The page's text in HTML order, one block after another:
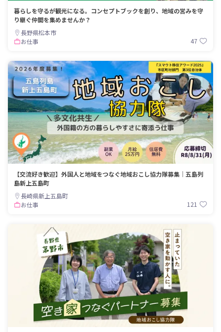
暮らしを守るが観光になる。コンセプトブックを創り、地域の営みを守
り継ぐ仲間を集めませんか？
長野県松本市
お仕事
47
【交流好き歓迎】外国人と地域をつなぐ地域おこし協力隊募集｜五島列
島新上五島町
長崎県新上五島町
お仕事
121